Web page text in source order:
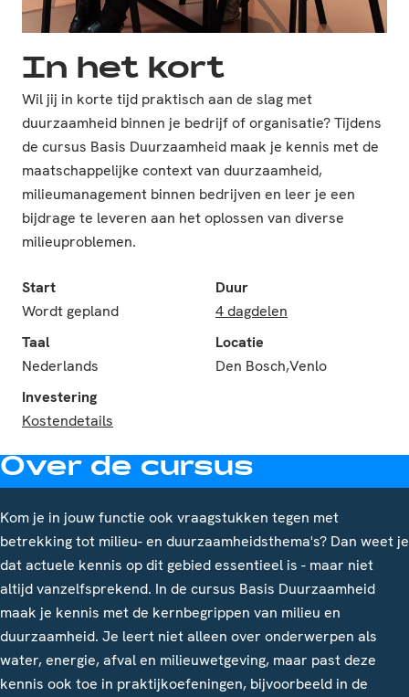
In het kort
Wil jij in korte tijd praktisch aan de slag met
duurzaamheid binnen je bedrijf of organisatie? Tijdens
de cursus Basis Duurzaamheid maak je kennis met de
maatschappelijke context van duurzaamheid,
milieumanagement binnen bedrijven en leer je een
bijdrage te leveren aan het oplossen van diverse
milieuproblemen.
Start
Wordt gepland
Duur
4 dagdelen
Taal
Nederlands
Locatie
Den Bosch,Venlo
Investering
Kostendetails
Over de cursus
Kom je in jouw functie ook vraagstukken tegen met
betrekking tot milieu- en duurzaamheidsthema's? Dan weet je
dat actuele kennis op dit gebied essentieel is - maar niet
altijd vanzelfsprekend. In de cursus Basis Duurzaamheid
maak je kennis met de kernbegrippen van milieu en
duurzaamheid. Je leert niet alleen over onderwerpen als
water, energie, afval en milieuwetgeving, maar past deze
kennis ook toe in praktijkoefeningen, bijvoorbeeld in de